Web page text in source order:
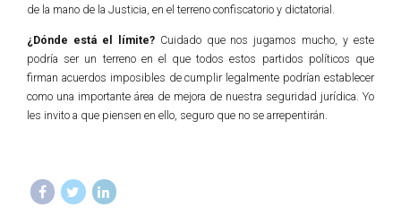
de la mano de la Justicia, en el terreno confiscatorio y dictatorial.
¿Dónde está el límite?Cuidado que nos jugamos mucho, y este
podría ser un terreno en el que todos estos partidos políticos que
firman acuerdos imposibles de cumplir legalmente podrían establecer
como una importante área de mejora de nuestra seguridad jurídica. Yo
les invito a que piensen en ello, seguro que no se arrepentirán.